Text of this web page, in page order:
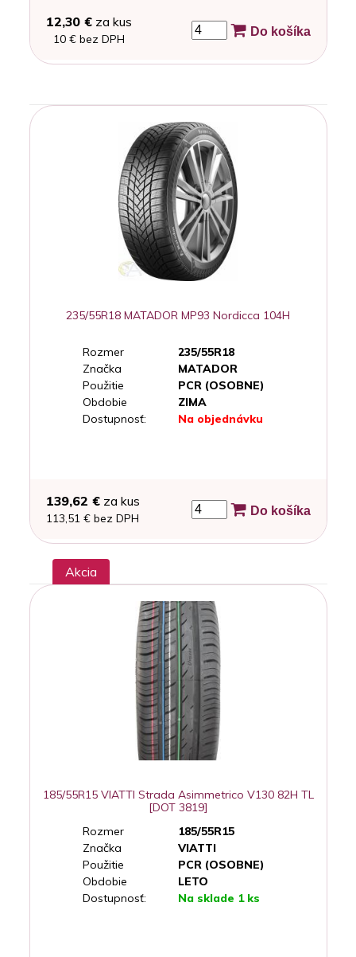
12,30 €za kus
10 € bez DPH
Do košíka
235/55R18 MATADOR MP93 Nordicca 104H
Rozmer
235/55R18
Značka
MATADOR
Použitie
PCR (OSOBNE)
Obdobie
ZIMA
Dostupnosť:
Na objednávku
139,62 €za kus
113,51 € bez DPH
Do košíka
Akcia
185/55R15 VIATTI Strada Asimmetrico V130 82H TL
[DOT 3819]
Rozmer
185/55R15
Značka
VIATTI
Použitie
PCR (OSOBNE)
Obdobie
LETO
Dostupnosť:
Na sklade 1 ks